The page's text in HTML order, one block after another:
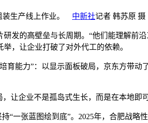
装生产线上作业。 中新社记者 韩苏原 摄
的高壁垒与长周期。“他们能理解前沿
，让企业打破了对外代工的依赖。
力”：以显示面板破局，京东方带动
企业不是孤岛式生长，而是在本地即可
一张蓝图绘到底”。2025年，合肥战略